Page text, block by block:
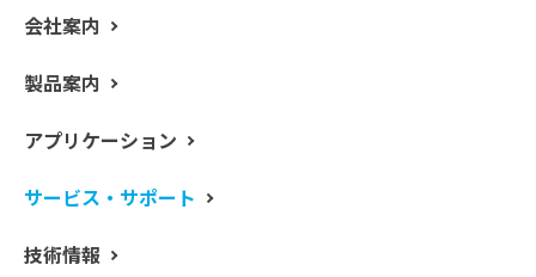
会社案内
製品案内
アプリケーション
サービス・サポート
技術情報
気が付けば9月。コロナ禍の収束はまだまだ見えない中
での TOKYO 2020 オリンピック、パラリンピック、2年
ぶりの高校野球も終わってしまいました。TOKYO 2020
はメダルラッシュでしたが、筆者はこの数年、初もうで
のおみくじが“凶”しか引けないです。毎回毎回引いてい
た “凶”はこのコロナの環境を暗示していたのか、と思え
るところがおみくじたる所以、と思ってしまった熱分析
屋さんのつぶやき筆者です。
9月13日と11月16日に熱分析研究懇談会の